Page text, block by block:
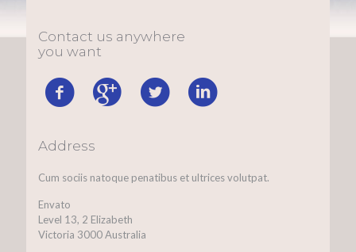
Contact us anywhere
you want
Address
Cum sociis natoque penatibus et ultrices volutpat.
Envato
Level 13, 2 Elizabeth
Victoria 3000 Australia